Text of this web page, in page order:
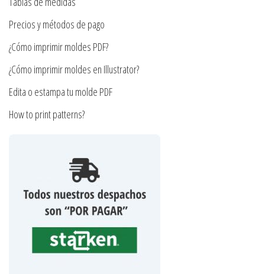
la
página
de
Precios y métodos de pago
¿Cómo imprimir moldes PDF?
¿Cómo imprimir moldes en Illustrator?
Edita o estampa tu molde PDF
How to print patterns?